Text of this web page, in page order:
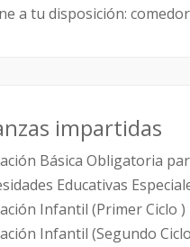
a tu disposición:
impartidas
Básica Obligatoria
Educativas
Infantil (Primer Ciclo )
Infantil (Segundo